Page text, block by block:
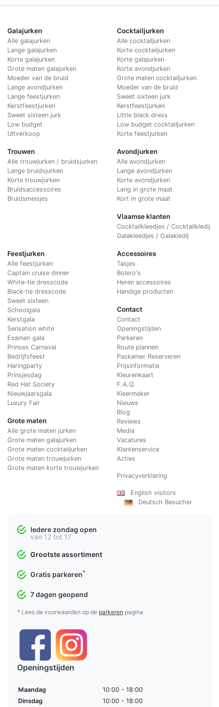
Galajurken
Alle galajurken
Lange galajurken
Korte galajurken
Grote maten galajurken
Moeder van de bruid
Lange avondjurken
Lange feestjurken
Kerstfeestjurken
Sweet sixteen jurk
Low budget
Uitverkoop
Trouwen
Alle trouwjurken / bruidsjurken
Lange bruidsjurken
Korte trouwjurken
Bruidsaccessoires
Bruidsmeisjes
Cocktailjurken
Alle cocktailjurken
Korte cocktailjurken
Korte galajurken
Korte avondjurken
Grote maten cocktailjurken
Moeder van de bruid
Sweet sixteen jurk
Kerstfeestjurken
Little black dress
Low budget cocktailjurken
Korte feestjurken
Avondjurken
Alle avondjurken
Lange avondjurken
Korte avondjurken
Lang in grote maat
Kort in grote maat
Vlaamse klanten
Cocktailkleedjes / Cocktailkledij
Galakleedjes / Galakledij
Feestjurken
Alle feestjurken
Captain cruise dinner
White-tie dresscode
Black-tie dresscode
Sweet sixteen
Schoolgala
Kerstgala
Sensation white
Examen gala
Prinses Carnaval
Bedrijfsfeest
Haringparty
Prinsjesdag
Red Hat Society
Nieuwjaarsgala
Luxury Fair
Grote maten
Alle grote maten jurken
Grote maten galajurken
Grote maten cocktailjurken
Grote maten trouwjurken
Grote maten korte trouwjurken
Accessoires
Tasjes
Bolero's
Heren accessoires
Handige producten
Contact
Contact
Openingstijden
Parkeren
Route plannen
Paskamer Reserveren
Prijsinformatie
Kleurenkaart
F.A.Q.
Kleermaker
Nieuws
Blog
Reviews
Media
Vacatures
Klantenservice
Acties
Privacyverklaring
English visitors
Deutsch Besucher
Iedere zondag open
van 12 tot 17
Grootste assortiment
Gratis parkeren*
7 dagen geopend
* Lees de voorwaarden op de parkeren pagina
Openingstijden
Maandag
10:00 - 18:00
Dinsdag
10:00 - 18:00